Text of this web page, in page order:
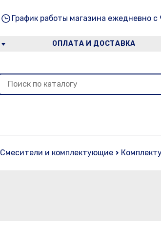
График работы магазина ежедневно с
ОПЛАТА И ДОСТАВКА
Смесители и комплектующие